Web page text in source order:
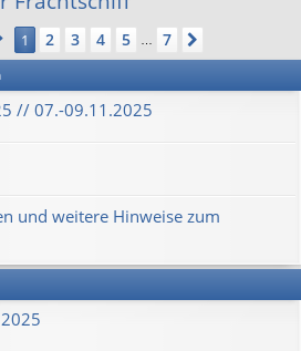
Seite 1 von 7
1 2 3 4 5 7
// 07.-09.11.2025
und weitere Hinweise zum